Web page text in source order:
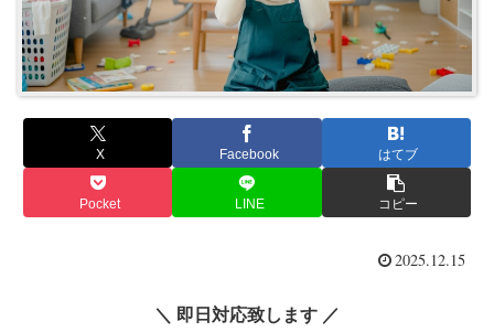
X Facebook はてブ
Pocket LINE コピー
2025.12.15
＼ 即日対応致します ／